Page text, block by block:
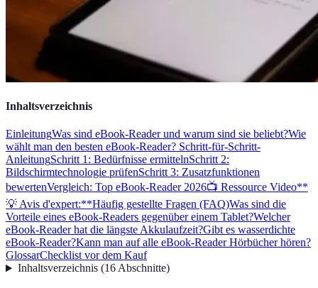
Inhaltsverzeichnis
EinleitungWas sind eBook-Reader und warum sind sie beliebt?Wie
wählt man den besten eBook-Reader? Schritt-für-Schritt-
AnleitungSchritt 1: Bedürfnisse ermittelnSchritt 2:
Bildschirmtechnologie prüfenSchritt 3: Zusatzfunktionen
bewertenVergleich: Top eBook-Reader 2026📺 Ressource Video**
💡 Avis d'expert:**Häufig gestellte Fragen (FAQ)Was sind die
Vorteile eines eBook-Readers gegenüber einem Tablet?Welcher
eBook-Reader hat die längste Akkulaufzeit?Gibt es wasserdichte
eBook-Reader?Kann man auf alle eBook-Reader Hörbücher hören?
GlossarChecklist vor dem Kauf
Inhaltsverzeichnis(16Abschnitte)